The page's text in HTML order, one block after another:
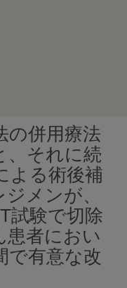
の併用療法
、それに続
よる術後補
メンが、
試験で切除
患者におい
で有意な改